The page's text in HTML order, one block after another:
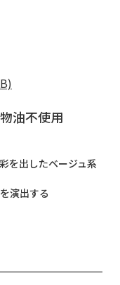
油不使用
を出したベージュ系
演出する